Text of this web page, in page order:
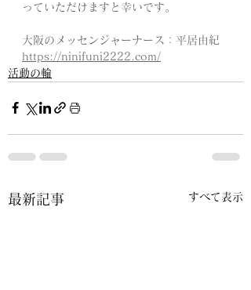
っていただけますと幸いです。
大阪のメッセンジャーナース：平居由紀
https://ninifuni2222.com/
活動の輪
最新記事 すべて表示